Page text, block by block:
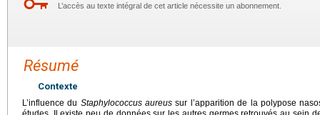
L’accès au texte intégral de cet article nécessite un abonnement.
Résumé
Contexte
L’influence du Staphylococcus aureus sur l’apparition de la polypose